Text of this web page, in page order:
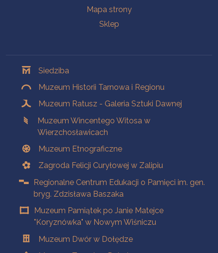
Mapa strony
Sklep
Siedziba
Muzeum Historii Tarnowa i Regionu
Muzeum Ratusz - Galeria Sztuki Dawnej
Muzeum Wincentego Witosa w
Wierzchosławicach
Muzeum Etnograficzne
Zagroda Felicji Curyłowej w Zalipiu
Regionalne Centrum Edukacji o Pamięci im. gen.
bryg. Zdzisława Baszaka
Muzeum Pamiątek po Janie Matejce
"Koryznówka" w Nowym Wiśniczu
Muzeum Dwór w Dołędze